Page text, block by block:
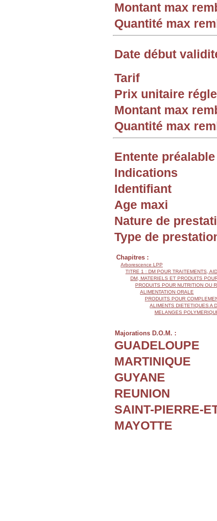
Montant max
Quantité max
Date début
Tarif
Prix unitaire
Montant max
Quantité max
Entente préalable
Indications
Identifiant
Age maxi
Nature de
Type de
Chapitres :
Arborescence LPP
TITRE 1 : DM POUR TRAITEMENTS,
DM, MATERIELS ET PRODUITS
PRODUITS POUR NUTRITION OU
ALIMENTATION ORALE
PRODUITS POUR
ALIMENTS DIETETIQUES A
MELANGES
Majorations D.O.M. :
GUADELOUPE
MARTINIQUE
GUYANE
REUNION
SAINT-PIERRE-
MAYOTTE